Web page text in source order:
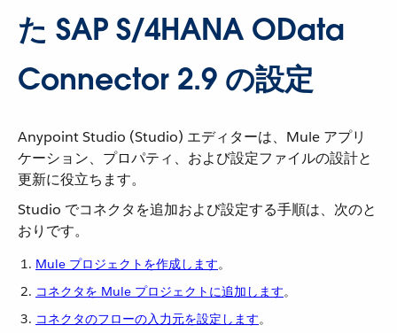
た SAP S/4HANA OData
Connector 2.9 の設定
Anypoint Studio (Studio) エディターは、Mule アプリ
ケーション、プロパティ、および設定ファイルの設計と
更新に役立ちます。
Studio でコネクタを追加および設定する手順は、次のと
おりです。
Mule プロジェクトを作成します​。
コネクタを Mule プロジェクトに追加します​。
コネクタのフローの入力元を設定します​。